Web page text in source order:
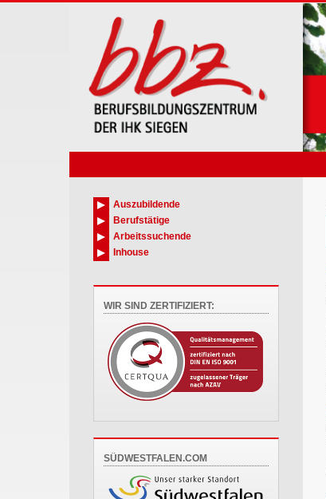
Auszubildende
Berufstätige
Arbeitssuchende
Inhouse
WIR SIND ZERTIFIZIERT:
SÜDWESTFALEN.COM